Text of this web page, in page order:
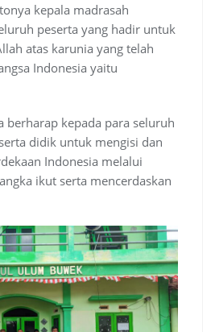
kepala madrasah
peserta yang hadir untuk
atas karunia yang telah
Indonesia yaitu
berharap kepada para seluruh
didik untuk mengisi dan
Indonesia melalui
ikut serta mencerdaskan